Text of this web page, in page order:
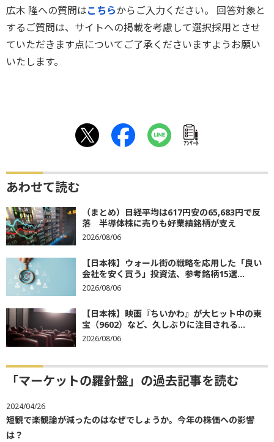
広木 隆への質問はこちらからご入力ください。 回答対象と
するご質問は、サイトへの掲載を考慮して選択採用とさせ
ていただきます点についてご了承くださいますようお願い
いたします。
ｱﾝｹｰﾄ
あわせて読む
（まとめ）日経平均は617円安の65,683円で反
落 半導体株に売りも好業績銘柄が支え
2026/08/06
【日本株】ウォール街の戦略を応用した「良い
会社を安く買う」投資法、参考銘柄15選...
2026/08/06
【日本株】映画『ちいかわ』が大ヒット中の東
宝（9602）など、久しぶりに注目される...
2026/08/06
「マーケットの羅針盤」の過去記事を読む
2024/04/26
短観で楽観論が減ったのはなぜでしょうか。今年の株価への影響
は？